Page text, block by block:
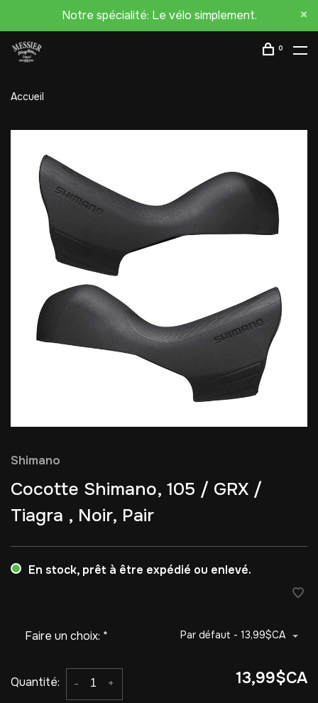
Notre spécialité: Le vélo simplement.
0
Accueil
Shimano
Cocotte Shimano, 105 / GRX /
Tiagra , Noir, Pair
En stock, prêt à être expédié ou enlevé.
Faire un choix: * Par défaut - 13,99$CA
Quantité: +
- 13,99$CA